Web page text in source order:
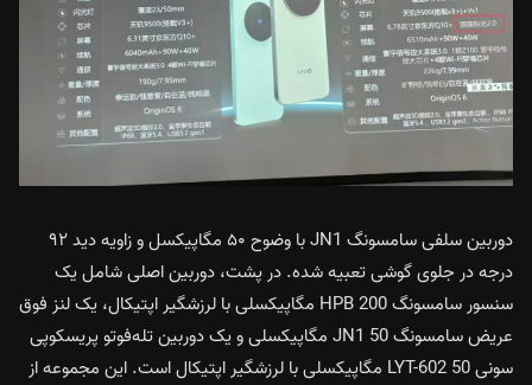
دوربین سلفی سامسونگ JN1 با وضوح ۵۰ مگاپیکسل و زاویه دید ۹۲
درجه در جلوی گوشی تعبیه شده. در پشت، دوربین اصلی شامل یک
سنسور سامسونگ HPB 200 مگاپیکسلی با لرزشگیر اپتیکال، یک لنز فوق
عریض سامسونگ JN1 50 مگاپیکسلی و یک دوربین تله‌فوتو پریسکوپی
سونی LYT-602 50 مگاپیکسلی با لرزشگیر اپتیکال است. این مجموعه از